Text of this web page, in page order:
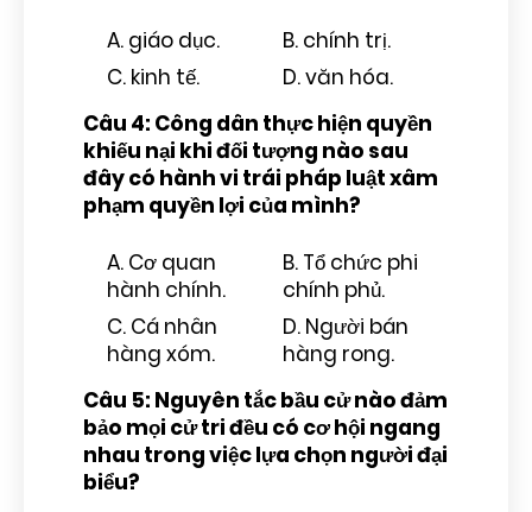
A. giáo dục.
B. chính trị.
C. kinh tế.
D. văn hóa.
Câu 4: Công dân thực hiện quyền
khiếu nại khi đối tượng nào sau
đây có hành vi trái pháp luật xâm
phạm quyền lợi của mình?
A. Cơ quan
hành chính.
B. Tổ chức phi
chính phủ.
C. Cá nhân
hàng xóm.
D. Người bán
hàng rong.
Câu 5: Nguyên tắc bầu cử nào đảm
bảo mọi cử tri đều có cơ hội ngang
nhau trong việc lựa chọn người đại
biểu?